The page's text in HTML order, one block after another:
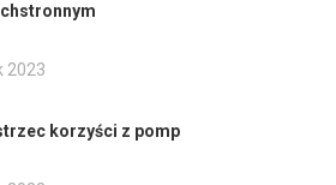
2023
korzyści z pomp